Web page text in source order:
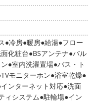
冷房 暖房 給湯 フロー
化粧台 BSアンテナ バル
室内洗濯置場 バス・ト
TVモニターホン 浴室乾燥
インターネット対応 洗面
ィシステム 駐輪場 イン